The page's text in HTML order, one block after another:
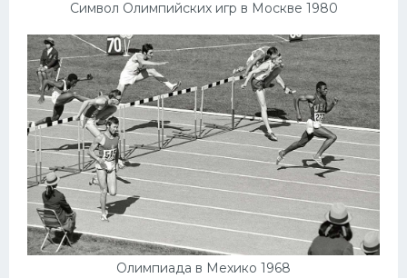
Символ Олимпийских игр в Москве 1980
Олимпиада в Мехико 1968